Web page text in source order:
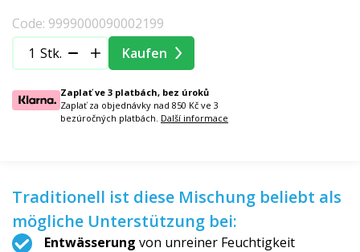
Code: 9999000090002199
Stk.
Kaufen
Zaplať ve 3 platbách, bez úroků
Zaplať za objednávky nad 850 Kč ve 3
bezúročných platbách. Další informace
Traditionell ist diese Mischung beliebt als
mögliche Unterstützung bei:
Entwässerung von unreiner Feuchtigkeit